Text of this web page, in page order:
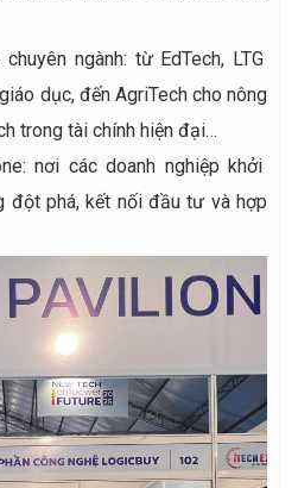
ngành: từ EdTech, LTG
dục, đến AgriTech cho nông
trong tài chính hiện đại…
nơi các doanh nghiệp khởi
đột phá, kết nối đầu tư và hợp